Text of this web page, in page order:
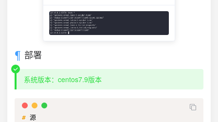
部署
系统版本：centos7.9版本
# 源